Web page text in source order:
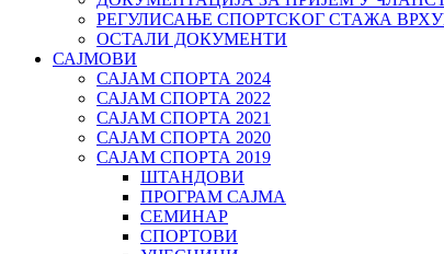
РЕГУЛИСАЊЕ СПОРТСKОГ СТАЖА
ОСТАЛИ ДОКУМЕНТИ
САЈМОВИ
САЈАМ СПОРТА 2024
САЈАМ СПОРТА 2022
САЈАМ СПОРТА 2021
САЈАМ СПОРТА 2020
САЈАМ СПОРТА 2019
ШТАНДОВИ
ПРОГРАМ САЈМА
СЕМИНАР
СПОРТОВИ